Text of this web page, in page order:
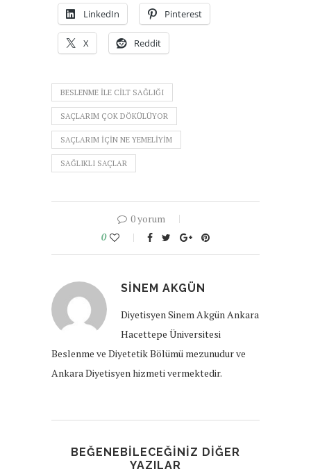
LinkedIn Pinterest
X Reddit
BESLENME ILE CILT SAĞLIĞI
SAÇLARIM ÇOK DÖKÜLÜYOR
SAÇLARIM IÇIN NE YEMELIYIM
SAĞLIKLI SAÇLAR
0 yorum
0
SINEM AKGÜN
Diyetisyen Sinem Akgün Ankara
Hacettepe Üniversitesi
Beslenme ve Diyetetik Bölümü mezunudur ve
Ankara Diyetisyen hizmeti vermektedir.
BEĞENEBILECEĞINIZ DIĞER
YAZILAR